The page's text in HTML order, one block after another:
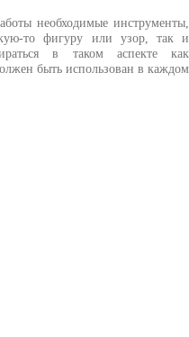
необходимые инструменты,
то фигуру или узор, так и
в таком аспекте как
быть использован в каждом